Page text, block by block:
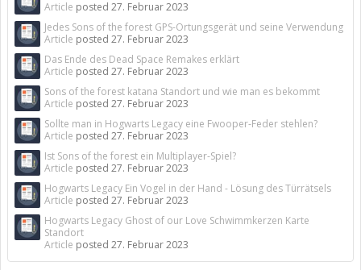
Article posted 27. Februar 2023
Jedes Sons of the forest GPS-Ortungsgerät und seine Verwendung
Article posted 27. Februar 2023
Das Ende des Dead Space Remakes erklärt
Article posted 27. Februar 2023
Sons of the forest katana Standort und wie man es bekommt
Article posted 27. Februar 2023
Sollte man in Hogwarts Legacy eine Fwooper-Feder stehlen?
Article posted 27. Februar 2023
Ist Sons of the forest ein Multiplayer-Spiel?
Article posted 27. Februar 2023
Hogwarts Legacy Ein Vogel in der Hand - Lösung des Türrätsels
Article posted 27. Februar 2023
Hogwarts Legacy Ghost of our Love Schwimmkerzen Karte
Standort
Article posted 27. Februar 2023